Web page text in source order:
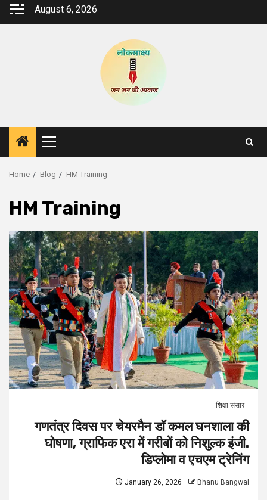
Skip
August 6, 2026
Primary
Menu
Home Blog HM Training
HM Training
शिक्षा संसार
गणतंत्र दिवस पर चेयरमैन डॉ कमल घनशाला की
घोषणा, ग्राफिक एरा में गरीबों को निशुल्क इंजी.
डिप्लोमा व एचएम ट्रेनिंग
January 26, 2026 Bhanu Bangwal